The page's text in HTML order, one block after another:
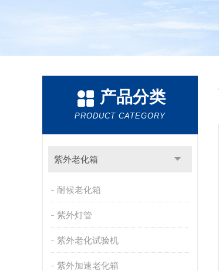
产品分类
PRODUCT CATEGORY
紫外老化箱
耐候老化箱
紫外灯管
紫外老化试验机
紫外加速老化箱